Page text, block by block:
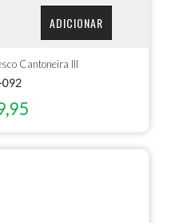
ADICIONAR
Cantoneira III
092